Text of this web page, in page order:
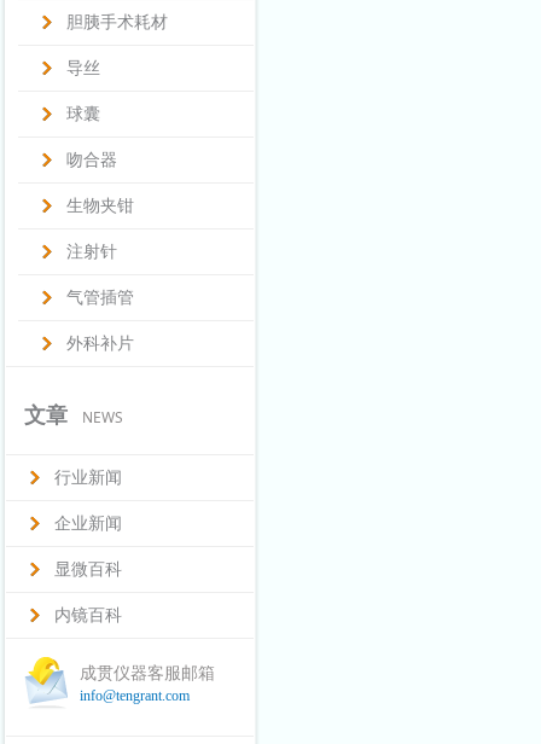
胆胰手术耗材
导丝
球囊
吻合器
生物夹钳
注射针
气管插管
外科补片
文章 NEWS
行业新闻
企业新闻
显微百科
内镜百科
成贯仪器客服邮箱
info@tengrant.com